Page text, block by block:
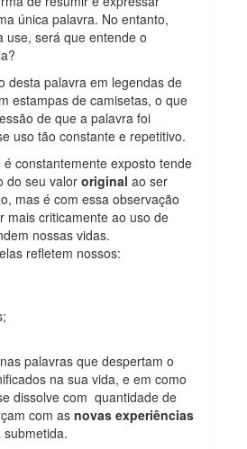
única palavra. No entanto,
use, será que entende o
desta palavra em legendas de
estampas de camisetas, o que
de que a palavra foi
uso tão constante e repetitivo.
constantemente exposto tende
do seu valororiginal ao ser
mas é com essa observação
mais criticamente ao uso de
nossas vidas.
refletem nossos:
palavras que despertam o
na sua vida, e em como
dissolve com quantidade de
com asnovas experiências